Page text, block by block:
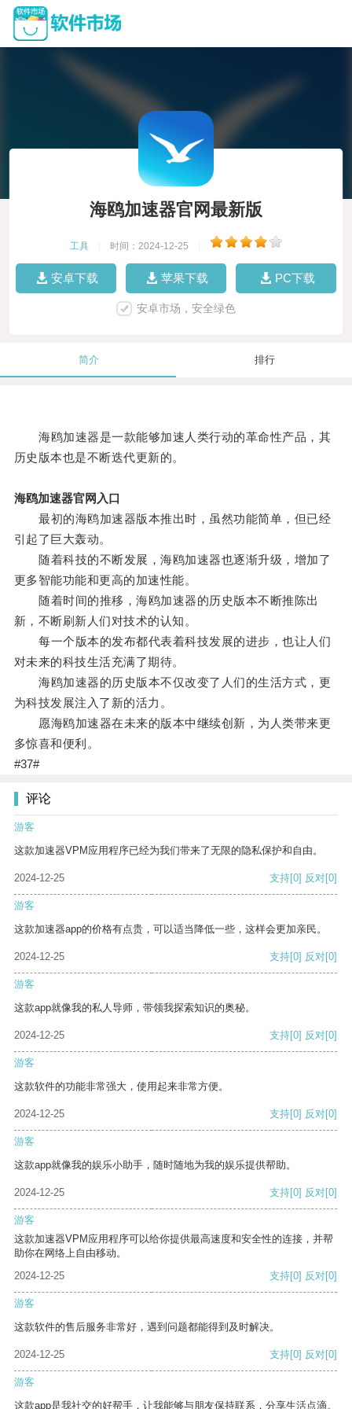
海鸥加速器官网最新版
工具 时间：2024-12-25
安卓下载 苹果下载 PC下载
安卓市场，安全绿色
简介 排行
海鸥加速器是一款能够加速人类行动的革命性产品，其
历史版本也是不断迭代更新的。
海鸥加速器官网入口
最初的海鸥加速器版本推出时，虽然功能简单，但已经
引起了巨大轰动。
随着科技的不断发展，海鸥加速器也逐渐升级，增加了
更多智能功能和更高的加速性能。
随着时间的推移，海鸥加速器的历史版本不断推陈出
新，不断刷新人们对技术的认知。
每一个版本的发布都代表着科技发展的进步，也让人们
对未来的科技生活充满了期待。
海鸥加速器的历史版本不仅改变了人们的生活方式，更
为科技发展注入了新的活力。
愿海鸥加速器在未来的版本中继续创新，为人类带来更
多惊喜和便利。
#37#
评论
游客
这款加速器VPM应用程序已经为我们带来了无限的隐私保护和自由。
2024-12-25 支持[0] 反对[0]
游客
这款加速器app的价格有点贵，可以适当降低一些，这样会更加亲民。
2024-12-25 支持[0] 反对[0]
游客
这款app就像我的私人导师，带领我探索知识的奥秘。
2024-12-25 支持[0] 反对[0]
游客
这款软件的功能非常强大，使用起来非常方便。
2024-12-25 支持[0] 反对[0]
游客
这款app就像我的娱乐小助手，随时随地为我的娱乐提供帮助。
2024-12-25 支持[0] 反对[0]
游客
这款加速器VPM应用程序可以给你提供最高速度和安全性的连接，并帮
助你在网络上自由移动。
2024-12-25
支持[0] 反对[0]
游客
这款软件的售后服务非常好，遇到问题都能得到及时解决。
2024-12-25 支持[0] 反对[0]
游客
这款app是我社交的好帮手，让我能够与朋友保持联系，分享生活点滴。